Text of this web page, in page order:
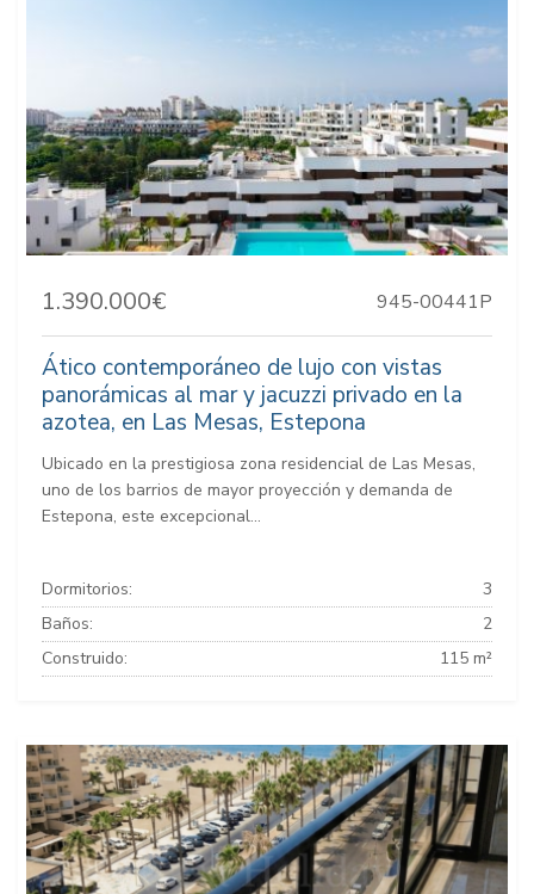
1.390.000€ 945-00441P
Ático contemporáneo de lujo con vistas
panorámicas al mar y jacuzzi privado en la
azotea, en Las Mesas, Estepona
Ubicado en la prestigiosa zona residencial de Las Mesas,
uno de los barrios de mayor proyección y demanda de
Estepona, este excepcional...
Dormitorios:
3
Baños:
2
Construido:
115 m²